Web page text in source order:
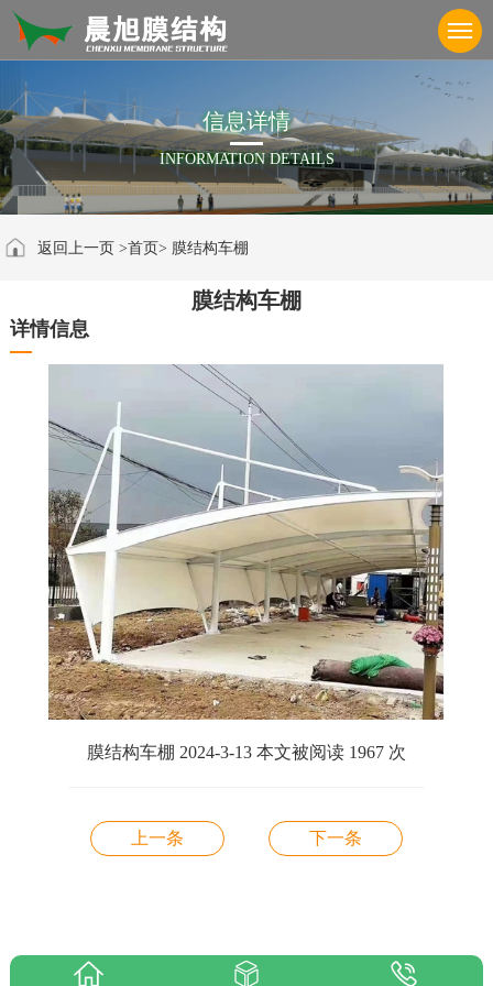
信息详情
INFORMATION DETAILS
返回上一页 >首页> 膜结构车棚
膜结构车棚
详情信息
膜结构车棚 2024-3-13 本文被阅读 1967 次
上一条 下一条